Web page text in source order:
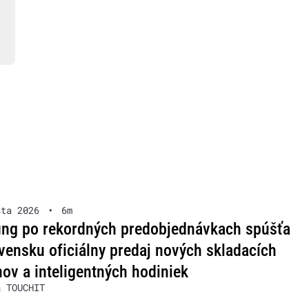
2026 • 6m
po rekordných predobjednávkach spúšťa
oficiálny predaj nových skladacích
a inteligentných hodiniek